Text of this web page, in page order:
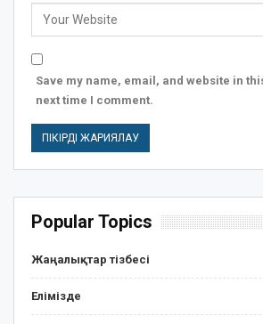
Save my name, email, and website in
next time I comment.
Popular Topics
Жаңалықтар тізбесі
Елімізде